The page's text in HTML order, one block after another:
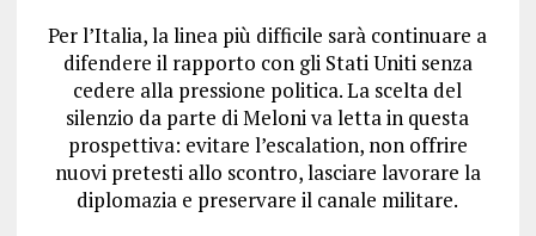
Per l’Italia, la linea più difficile sarà continuare a
difendere il rapporto con gli Stati Uniti senza
cedere alla pressione politica. La scelta del
silenzio da parte di Meloni va letta in questa
prospettiva: evitare l’escalation, non offrire
nuovi pretesti allo scontro, lasciare lavorare la
diplomazia e preservare il canale militare.